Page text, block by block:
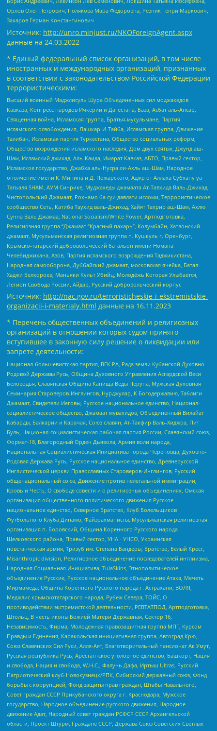
Орлов Олег Петрович, Полякова Мара Федоровна, Резник Генри Маркович,
Захаров Герман Константинович
Источник: http://unro.minjust.ru/NKOForeignAgent.aspx
данные на 24.03.2022
* Единый федеральный список организаций, в том числе
иностранных и международных организаций, признанных
в соответствии с законодательством Российской Федерации
террористическими:
Высший военный Маджлисуль Шура Объединенных сил моджахедов
Кавказа, Конгресс народов Ичкерии и Дагестана, База, Асбат аль-Ансар,
Священная война, Исламская группа, Братья-мусульмане, Партия
исламского освобождения, Лашкар-И-Тайба, Исламская группа, Движение
Талибан, Исламская партия Туркестана, Общество социальных реформ,
Общество возрождения исламского наследия, Дом двух святых, Джунд аш-
Шам, Исламский джихад, Аль-Каида, Имарат Кавказ, АБТО, Правый сектор,
Исламское государство, Джабха аль-Нусра ли-Ахль аш-Шам, Народное
ополчение имени К. Минина и Д. Пожарского, Аджр от Аллаха Субхану уа
Тагьаля SHAM, АУМ Синрике, Муджахеды джамаата Ат-Тавхида Валь-Джихад,
Чистопольский Джамаат, Рохнамо ба суи давлати исломи, Террористическое
сообщество Сеть, Катиба Таухид валь-Джихад, Хайят Тахрир аш-Шам, Ахлю
Сунна Валь Джамаа, National Socialism/White Power, Артподготовка,
Религиозная группа “Джамаат “Красный пахарь”, Колумбайн, Хатлонский
джамаат, Мусульманская религиозная группа п. Кушкуль г. Оренбург,
Крымско-татарский добровольческий батальон имени Номана
Челебиджихана, Азов, Партия исламского возрождения Таджикистана,
Народная самооборона, Дуббайский джамаат, московская ячейка, Батал-
Хаджи Белхороев, Маньяки Культ Убийц, Молодёжь Которая Улыбается,
Легион Свобода России, Айдар, Русский добровольческий корпус
Источник: http://nac.gov.ru/terroristicheskie-i-ekstremistskie-
organizacii-i-materialy.html данные на 16.11.2023
* Перечень общественных объединений и религиозных
организаций в отношении которых судом принято
вступившее в законную силу решение о ликвидации или
запрете деятельности:
Национал-большевистская партия, ВЕК РА, Рада земли Кубанской Духовно
Родовой Державы Русь, Община Духовного Управления Асгардской Веси
Беловодья, Славянская Община Капища Веды Перуна, Мужская Духовная
Семинария Староверов-Инглингов, Нурджулар, К Богодержавию, Таблиги
Джамаат, Свидетели Иеговы, Русское национальное единство, Национал-
социалистическое общество, Джамаат мувахидов, Объединенный Вилайат
Кабарды, Балкарии и Карачая, Союз славян, Ат-Такфир Валь-Хиджра, Пит
Буль, Национал-социалистическая рабочая партия России, Славянский союз,
Формат-18, Благородный Орден Дьявола, Армия воли народа,
Национальная Социалистическая Инициатива города Череповца, Духовно-
Родовая Держава Русь, Русское национальное единство, Древнерусской
Инглистической церкви Православных Староверов-Инглингов, Русский
общенациональный союз, Движение против нелегальной иммиграции,
Кровь и Честь, О свободе совести и о религиозных объединениях, Омская
организация общественного политического движения Русское
национальное единство, Северное Братство, Клуб Болельщиков
Футбольного Клуба Динамо, Файзрахманисты, Мусульманская религиозная
организация п. Боровский, Община Коренного Русского народа
Щелковского района, Правый сектор, УНА - УНСО, Украинская
повстанческая армия, Тризуб им. Степана Бандеры, Братство, Белый Крест,
Misanthropic division, Религиозное объединение последователей инглиизма,
Народная Социальная Инициатива, TulaSkins, Этнополитическое
объединение Русские, Русское национальное объединение Атака, Мечеть
Мирмамеда, Община Коренного Русского народа г. Астрахани, ВОЛЯ,
Меджлис крымскотатарского народа, Рубеж Севера, ТОЙС, О
противодействии экстремистской деятельности, РЕВТАТПОД, Артподготовка,
Штольц, В честь иконы Божией Матери Державная, Сектор 16,
Независимость, Фирма, Молодежная правозащитная группа МПГ, Курсом
Правды и Единения, Каракольская инициативная группа, Автоград Крю,
Союз Славянских Сил Руси, Алля-Аят, Благотворительный пансионат Ак Умут,
Русская республика Русь, Арестантское уголовное единство, Башкорт, Нация
и свобода, Нация и свобода, W.H.С., Фалунь Дафа, Иртыш Ultras, Русский
Патриотический клуб-Новокузнецк/РПК, Сибирский державный союз, Фонд
борьбы с коррупцией, Фонд защиты прав граждан, Штабы Навального,
Совет граждан СССР Прикубанского округа г. Краснодара, Мужское
государство, Народное объединение русского движения, Народное
движение Адат, Народный совет граждан РСФСР СССР Архангельской
области, Проект Штурм, Граждане СССР, Держава Союз Советских Светлых